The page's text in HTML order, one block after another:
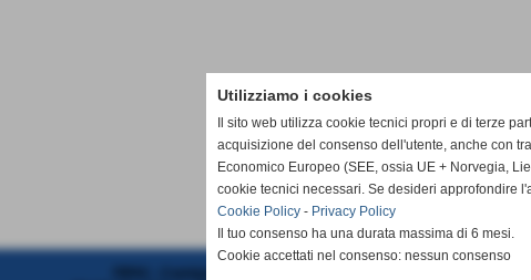
Utilizziamo i cookies
Il sito web utilizza cookie tecnici propri e di terze
acquisizione del consenso dell'utente, anche con
Economico Europeo (SEE, ossia UE + Norvegia,
cookie tecnici necessari. Se desideri approfondire
Cookie Policy - Privacy Policy
Il tuo consenso ha una durata massima di 6 mesi.
Cookie accettati nel consenso: nessun consenso